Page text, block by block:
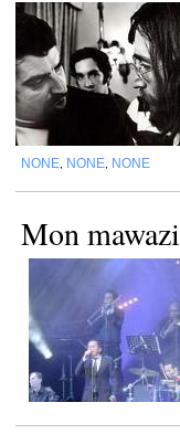
NONE NONE NONE
Mon